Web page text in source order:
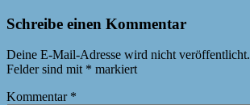
Schreibe einen Kommentar
Deine E-Mail-Adresse wird nicht veröffentlicht.
Felder sind mit * markiert
Kommentar *